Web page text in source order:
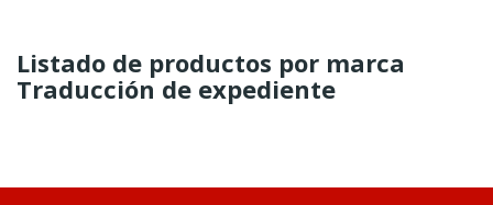
Listado de productos por marca
Traducción de expediente